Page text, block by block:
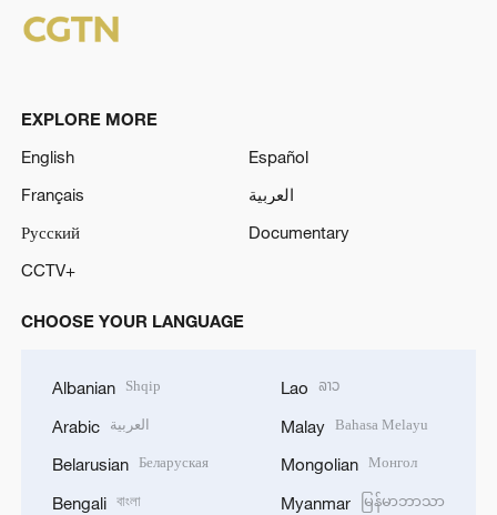
EXPLORE MORE
English
Español
Français
العربية
Русский
Documentary
CCTV+
CHOOSE YOUR LANGUAGE
Albanian Shqip
Arabic العربية
Belarusian Беларуская
Bengali বাংলা
Lao ລາວ
Malay Bahasa Melayu
Mongolian Монгол
Myanmar မြန်မာဘာသာ